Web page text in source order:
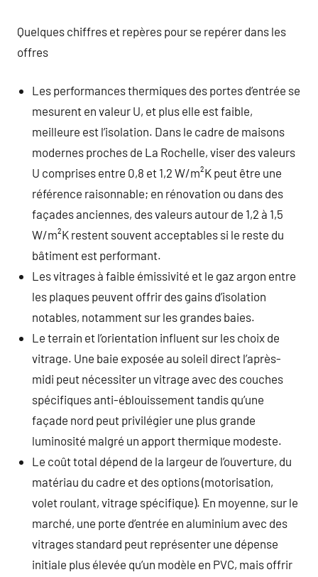
Quelques chiffres et repères pour se repérer dans les
offres
Les performances thermiques des portes d’entrée se
mesurent en valeur U, et plus elle est faible,
meilleure est l’isolation. Dans le cadre de maisons
modernes proches de La Rochelle, viser des valeurs
U comprises entre 0,8 et 1,2 W/m²K peut être une
référence raisonnable; en rénovation ou dans des
façades anciennes, des valeurs autour de 1,2 à 1,5
W/m²K restent souvent acceptables si le reste du
bâtiment est performant.
Les vitrages à faible émissivité et le gaz argon entre
les plaques peuvent offrir des gains d’isolation
notables, notamment sur les grandes baies.
Le terrain et l’orientation influent sur les choix de
vitrage. Une baie exposée au soleil direct l’après-
midi peut nécessiter un vitrage avec des couches
spécifiques anti-éblouissement tandis qu’une
façade nord peut privilégier une plus grande
luminosité malgré un apport thermique modeste.
Le coût total dépend de la largeur de l’ouverture, du
matériau du cadre et des options (motorisation,
volet roulant, vitrage spécifique). En moyenne, sur le
marché, une porte d’entrée en aluminium avec des
vitrages standard peut représenter une dépense
initiale plus élevée qu’un modèle en PVC, mais offrir